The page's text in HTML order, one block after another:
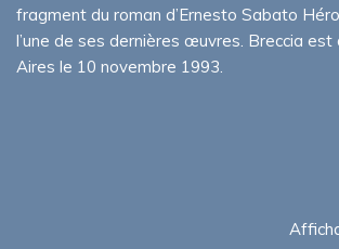
fragment du roman d’Ernesto Sabato
l’une de ses dernières œuvres. Breccia
Aires le 10 novembre 1993.